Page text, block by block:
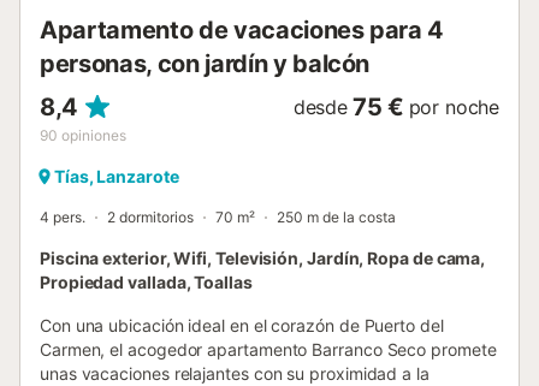
Apartamento de vacaciones para 4
personas, con jardín y balcón
8,4
90 opiniones
desde 75 € por noche
Tías, Lanzarote
4 pers. 2 dormitorios 70 m² 250 m de la costa
Piscina exterior, Wifi, Televisión, Jardín, Ropa de cama,
Propiedad vallada, Toallas
Con una ubicación ideal en el corazón de Puerto del
Carmen, el acogedor apartamento Barranco Seco promete
unas vacaciones relajantes con su proximidad a la